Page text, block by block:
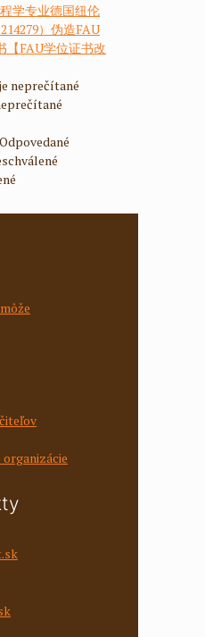
学专业德国纽伦
）伪造FAU
【FAU学位证书改
neprečítané
Odpovedané
organizácie